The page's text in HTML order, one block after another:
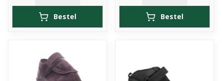
Bestel Bestel